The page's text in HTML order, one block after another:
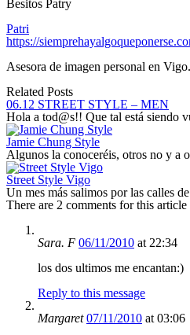
Besitos Patry
Patri
https://
Asesora de imagen personal en Vigo.
Related Posts
06.12 STREET STYLE – MEN
Hola a tod@s!! Que tal está siendo
Jamie Chung Style
Algunos la conoceréis, otros no y a
Street Style Vigo
Un mes más salimos por las calles
There are 2 comments for this article
Sara. F 06/11/2010 at 22:34
los dos ultimos me encantan:)
Reply to this message
Margaret07/11/2010 at 03:06